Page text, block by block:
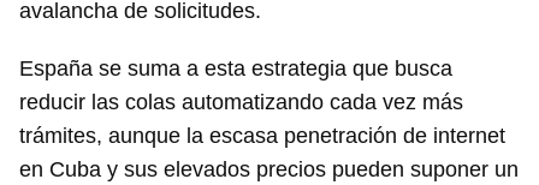
avalancha de solicitudes.
España se suma a esta estrategia que busca
reducir las colas automatizando cada vez más
trámites, aunque la escasa penetración de internet
en Cuba y sus elevados precios pueden suponer un